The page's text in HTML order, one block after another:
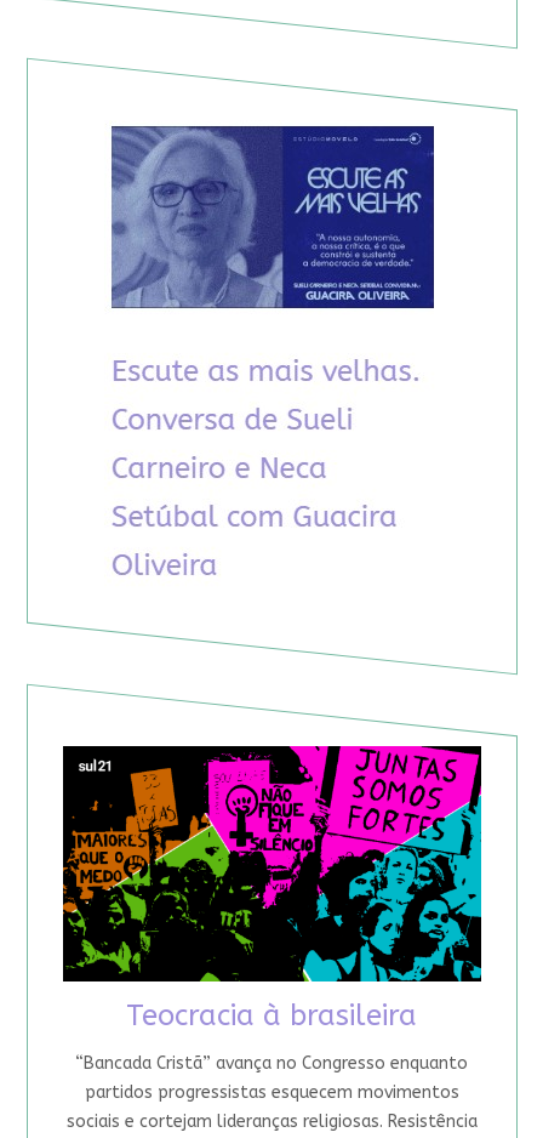
Teocracia à brasileira
“Bancada Cristã” avança no Congresso enquanto
partidos progressistas esquecem movimentos
sociais e cortejam lideranças religiosas. Resistência